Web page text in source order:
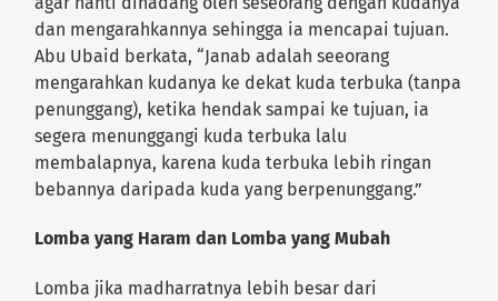
dan mengarahkannya sehingga ia mencapai tujuan.
Abu Ubaid berkata, “Janab adalah seeorang
mengarahkan kudanya ke dekat kuda terbuka (tanpa
penunggang), ketika hendak sampai ke tujuan, ia
segera menunggangi kuda terbuka lalu
membalapnya, karena kuda terbuka lebih ringan
bebannya daripada kuda yang berpenunggang.”
Lomba yang Haram dan Lomba yang Mubah
Lomba jika madharratnya lebih besar dari